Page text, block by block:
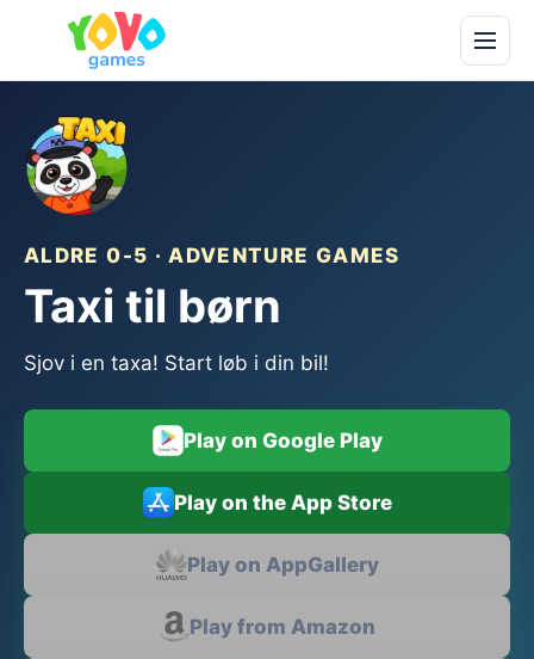
ALDRE 0-5 · ADVENTURE GAMES
Taxi til børn
Sjov i en taxa! Start løb i din bil!
Play on Google Play
Play on the App Store
Play on AppGallery
Play from Amazon